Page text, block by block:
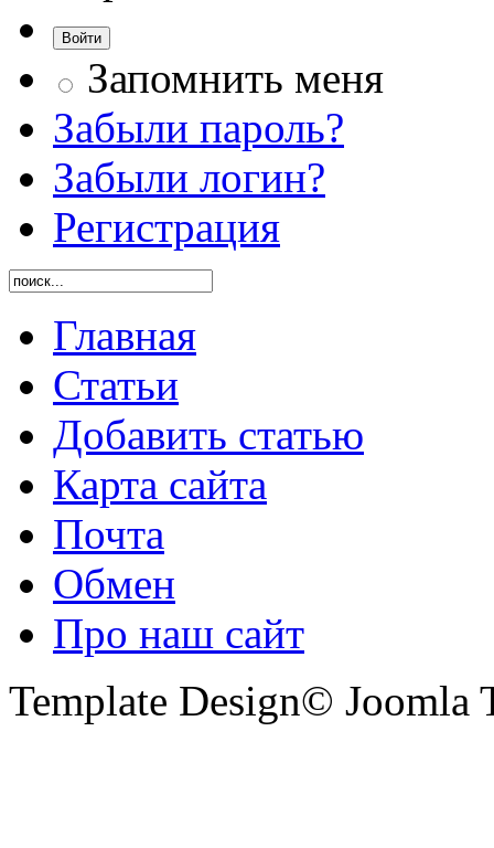
Запомнить меня
Забыли пароль?
Забыли логин?
Регистрация
Главная
Статьи
Добавить статью
Карта сайта
Почта
Обмен
Про наш сайт
Template Design© Joomla